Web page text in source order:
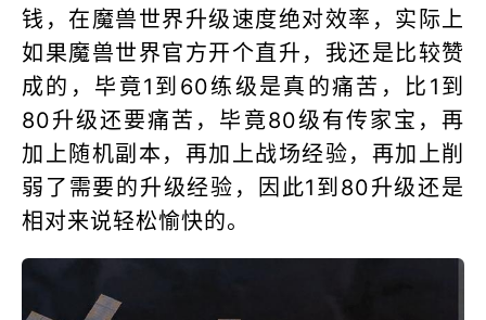
钱，在魔兽世界升级速度绝对效率，实际上
如果魔兽世界官方开个直升，我还是比较赞
成的，毕竟1到60练级是真的痛苦，比1到
80升级还要痛苦，毕竟80级有传家宝，再
加上随机副本，再加上战场经验，再加上削
弱了需要的升级经验，因此1到80升级还是
相对来说轻松愉快的。